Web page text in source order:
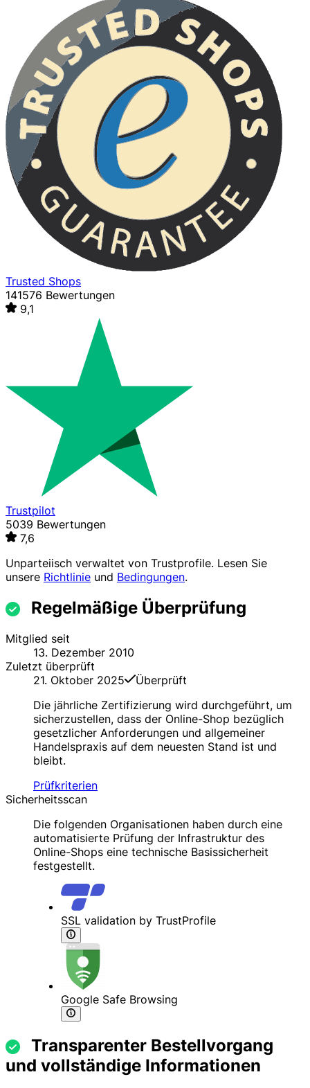
Trusted Shops
141576 Bewertungen
9,1
Trustpilot
5039 Bewertungen
7,6
Unparteiisch verwaltet von Trustprofile. Lesen Sie
unsere Richtlinie und Bedingungen.
Regelmäßige Überprüfung
Mitglied seit
13. Dezember 2010
Zuletzt überprüft
21. Oktober 2025
Überprüft
Die jährliche Zertifizierung wird durchgeführt, um
sicherzustellen, dass der Online-Shop bezüglich
gesetzlicher Anforderungen und allgemeiner
Handelspraxis auf dem neuesten Stand ist und
bleibt.
Prüfkriterien
Sicherheitsscan
Die folgenden Organisationen haben durch eine
automatisierte Prüfung der Infrastruktur des
Online-Shops eine technische Basissicherheit
festgestellt.
SSL validation by TrustProfile
Google Safe Browsing
Transparenter Bestellvorgang
und vollständige Informationen